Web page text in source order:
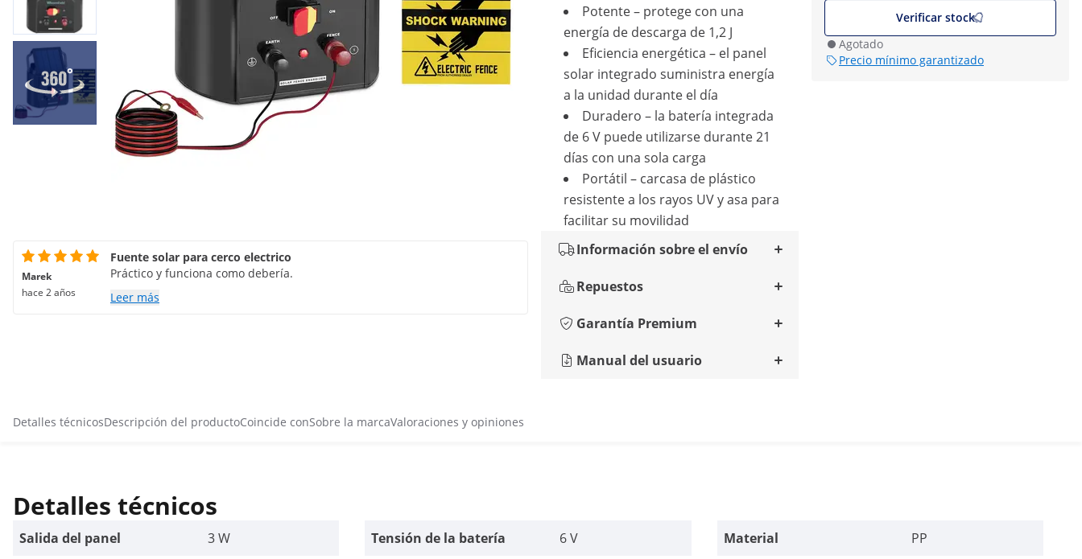
Verificar stock
Agotado
Precio mínimo garantizado
Potente – protege con una
energía de descarga de 1,2 J
Eficiencia energética – el panel
solar integrado suministra energía
a la unidad durante el día
Duradero – la batería integrada
de 6 V puede utilizarse durante 21
días con una sola carga
Portátil – carcasa de plástico
resistente a los rayos UV y asa para
facilitar su movilidad
Información sobre el envío
Repuestos
Garantía Premium
Manual del usuario
Marek
hace 2 años
Fuente solar para cerco electrico
Práctico y funciona como debería.
Leer más
Detalles técnicosDescripción del productoCoincide conSobre la marcaValoraciones y opiniones
Detalles técnicos
Salida del panel 3 W Tensión de la batería 6 V Material
PP